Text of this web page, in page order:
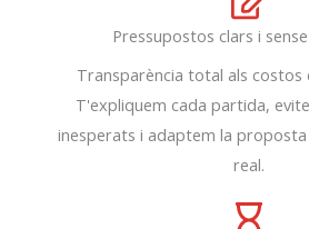
Pressupostos clars i
Transparència total als costos
T'expliquem cada partida,
inesperats i adaptem la
real.